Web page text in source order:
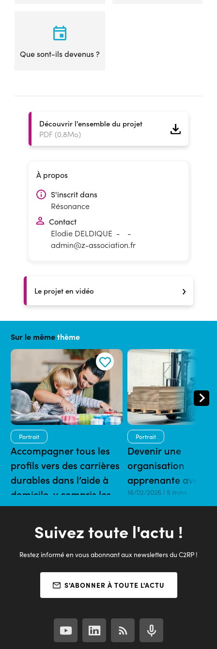
Que sont-ils devenus ?
Découvrir l'ensemble du projet
PDF (0.8Mo)
À propos
S'inscrit dans
Résonance
Contact
Elodie DELDIQUE -
-
admin@z-association.fr
Le projet en vidéo
Sur le mêmethème
Portrait
Accompagner tous les
profils vers des carrières
durables dans l’aide à
domicile, y compris les
plus éloignés de l’emploi
Portrait
Devenir une
organisation
apprenante avec
16/02/2026 | 5 mins
Suivez toute l'actu !
Restez informé en vous abonnant aux newsletters du C2RP !
S'ABONNER À TOUTE L'ACTU